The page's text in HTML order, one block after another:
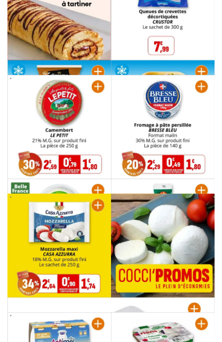
PUBLICITÉ
PUBLICITÉ
PUBLICITÉ